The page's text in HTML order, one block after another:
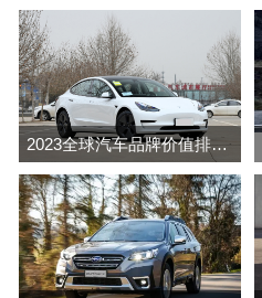
2023全球汽车品牌价值排行榜（Brand Finance